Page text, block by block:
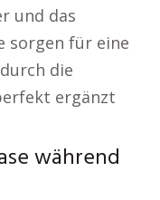
und das
sorgen für eine
die
ergänzt
während